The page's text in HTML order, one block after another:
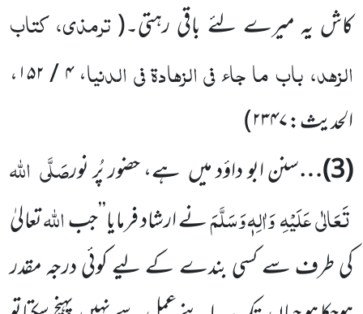
کاش یہ میرے لئے باقی رہتی۔(ترمذی، کتاب
الزہد، باب ما جاء فی الزہادۃ فی الدنیا
، ۴ / ۱۵۲،
الحدیث: ۲۳۴۷
)
(
3
)…سنن ابو داؤد میں ہے، حضور پُر نورصَلَّی اللہ
تَعَالٰیعَلَیْہِوَاٰلِہٖ وَسَلَّمَنے ارشاد فرمایا’’جباللہتعالیٰ
کی طرف سےکسی بندے کے لیے کوئی درجہ مقدر